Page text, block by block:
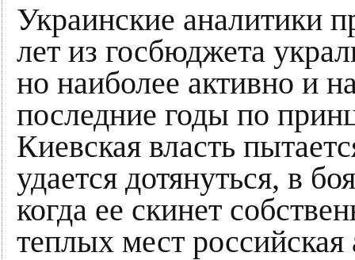
Украинские аналитики
лет из госбюджета
но наиболее активно и
последние годы по
Киевская власть
удается дотянуться, в
когда ее скинет
теплых мест российская